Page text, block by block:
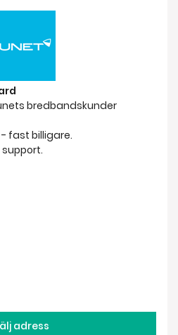
bredbandskunder
fast billigare.
adress